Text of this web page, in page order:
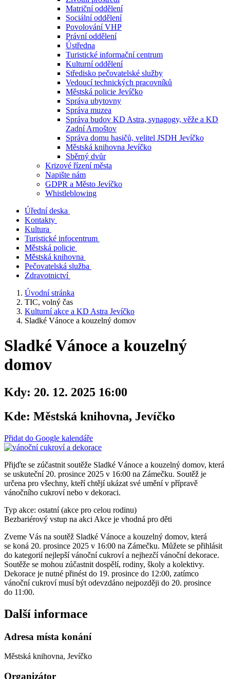
Matriční oddělení
Sociální oddělení
Povolování VHP
Právní oddělení
Ústředna
Turistické informační centrum
Kulturní oddělení
Středisko pečovatelské služby
Vedoucí technických pracovníků
Městská policie Jevíčko
Správa ubytovny
Správa muzea
Správa budov KD Astra, synagogy, věže a KD
Zadní Arnoštov
Správa domu hasičů, velitel JSDH Jevíčko
Městská knihovna Jevíčko
Sběrný dvůr
Krizové řízení města
Napište nám
GDPR a Město Jevíčko
Whistleblowing
Úřední deska
Kontakty
Kultura
Turistické infocentrum
Městská policie
Městská knihovna
Pečovatelská služba
Zdravotnictví
Úvodní stránka
TIC, volný čas
Kulturní akce a KD Astra Jevíčko
Sladké Vánoce a kouzelný domov
Sladké Vánoce a kouzelný
domov
Kdy: 20. 12. 2025 16:00
Kde: Městská knihovna, Jevíčko
Přidat do Google kalendáře
Přijďte se zúčastnit soutěže Sladké Vánoce a kouzelný domov, která
se uskuteční 20. prosince 2025 v 16:00 na Zámečku. Soutěž je
určena pro všechny, kteří chtějí ukázat své umění v přípravě
vánočního cukroví nebo v dekoraci.
Typ akce: ostatní (akce pro celou rodinu)
Bezbariérový vstup na akci Akce je vhodná pro děti
Zveme Vás na soutěž Sladké Vánoce a kouzelný domov, která
se koná 20. prosince 2025 v 16:00 na Zámečku. Můžete se přihlásit
do kategorií nejlepší vánoční cukroví a nejhezčí vánoční dekorace.
Soutěže se mohou zúčastnit dospělí, rodiny, školy a kolektivy.
Dekorace je nutné přinést do 19. prosince do 12:00, zatímco
vánoční cukroví musí být odevzdáno nejpozději do 20. prosince
do 11:00.
Další informace
Adresa místa konání
Městská knihovna, Jevíčko
Organizátor